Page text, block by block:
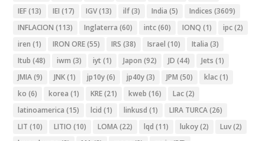
IEF(13) IEI (17) IGV(13) ilf(3) India (5) Indices (3609)
INFLACION (113) Inglaterra (60) intc(60) IONQ (1) ipc(2)
iren (1) IRON ORE(55) IRS (38) Israel (10) Italia (3)
Itub (48) iwm (3) iyt (1) Japon (92) JD (44) Jets (1)
JMIA(9) JNK(1) jp10y(6) jp40y(3) JPM (50) klac(1)
ko (6) korea (1) KRE(21) kweb (16) Lac(2)
latinoamerica (15) lcid (1) linkusd (1) LIRA TURCA(26)
LIT (10) LITIO (10) LOMA(22) lqd (11) lukoy(2) Luv(2)